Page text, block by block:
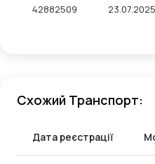
42882509 23.07.2025
Схожий Транспорт:
Дата реєстрації